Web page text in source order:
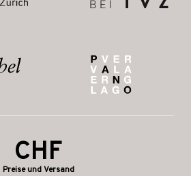
CHF
Preise und Versand